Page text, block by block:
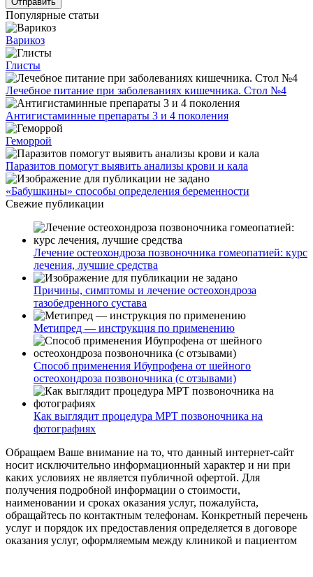
Популярные статьи
Варикоз
Глисты
Лечебное питание при заболеваниях кишечника. Стол №4
Антигистаминные препараты 3 и 4 поколения
Геморрой
Паразитов помогут выявить анализы крови и кала
«Бабушкины» способы определения беременности
Свежие публикации
Лечение остеохондроза позвоночника гомеопатией: курс
лечения, лучшие средства
Причины, симптомы и лечение остеохондроза
тазобедренного сустава
Метипред — инструкция по применению
Способ применения Ибупрофена от шейного
остеохондроза позвоночника (с отзывами)
Как выглядит процедура МРТ позвоночника на
фотографиях
Обращаем Ваше внимание на то, что данный интернет-сайт
носит исключительно информационный характер и ни при
каких условиях не является публичной офертой. Для
получения подробной информации о стоимости,
наименовании и сроках оказания услуг, пожалуйста,
обращайтесь по контактным телефонам. Конкретный перечень
услуг и порядок их предоставления определяется в договоре
оказания услуг, оформляемым между клиникой и пациентом